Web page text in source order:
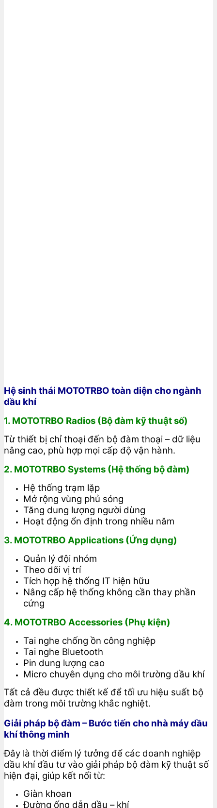
Hệ sinh thái MOTOTRBO toàn diện cho ngành
dầu khí
1. MOTOTRBO Radios (Bộ đàm kỹ thuật số)
Từ thiết bị chỉ thoại đến bộ đàm thoại – dữ liệu
nâng cao, phù hợp mọi cấp độ vận hành.
2. MOTOTRBO Systems (Hệ thống bộ đàm)
Hệ thống trạm lặp
Mở rộng vùng phủ sóng
Tăng dung lượng người dùng
Hoạt động ổn định trong nhiều năm
3. MOTOTRBO Applications (Ứng dụng)
Quản lý đội nhóm
Theo dõi vị trí
Tích hợp hệ thống IT hiện hữu
Nâng cấp hệ thống không cần thay phần
cứng
4. MOTOTRBO Accessories (Phụ kiện)
Tai nghe chống ồn công nghiệp
Tai nghe Bluetooth
Pin dung lượng cao
Micro chuyên dụng cho môi trường dầu khí
Tất cả đều được thiết kế để tối ưu hiệu suất bộ
đàm trong môi trường khắc nghiệt.
Giải pháp bộ đàm – Bước tiến cho nhà máy dầu
khí thông minh
Đây là thời điểm lý tưởng để các doanh nghiệp
dầu khí đầu tư vào giải pháp bộ đàm kỹ thuật số
hiện đại, giúp kết nối từ:
Giàn khoan
Đường ống dẫn dầu – khí